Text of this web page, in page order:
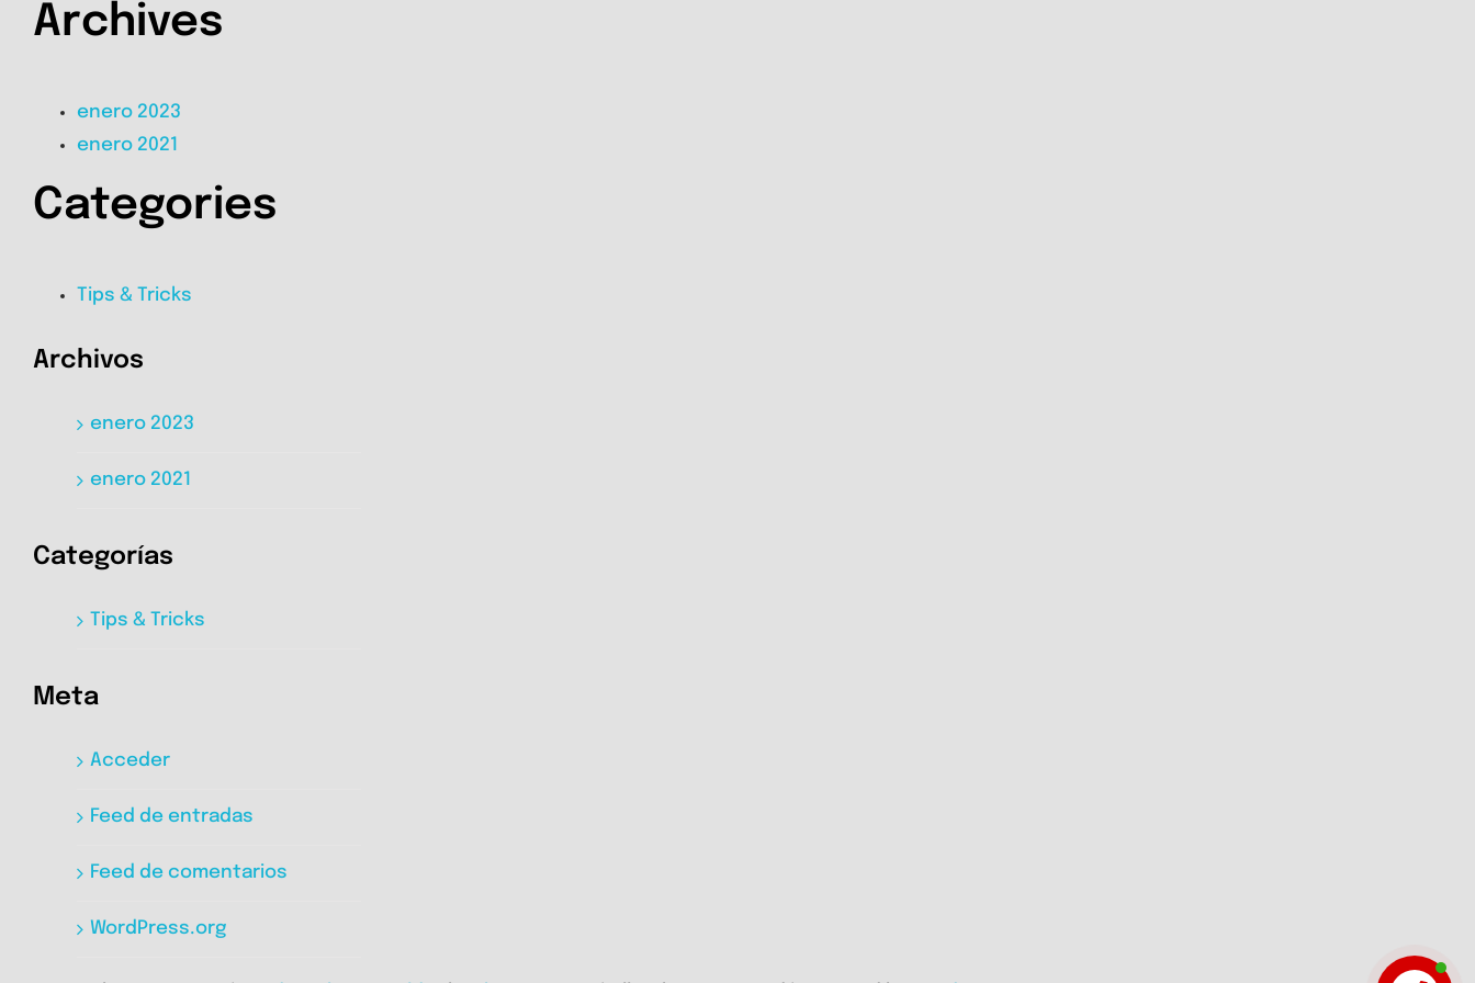
Archives
enero 2023
enero 2021
Categories
Tips & Tricks
Archivos
enero 2023
enero 2021
Categorías
Tips & Tricks
Meta
Acceder
Feed de entradas
Feed de comentarios
WordPress.org